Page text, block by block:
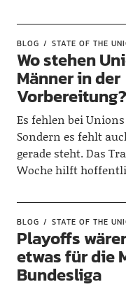
BLOG STATE OF THE
Wo stehen
Männer in der
Vorbereitung?
Es fehlen bei
Sondern es fehlt
gerade steht. Das
Woche hilft
BLOG STATE OF THE
Playoffs
etwas für die
Bundesliga